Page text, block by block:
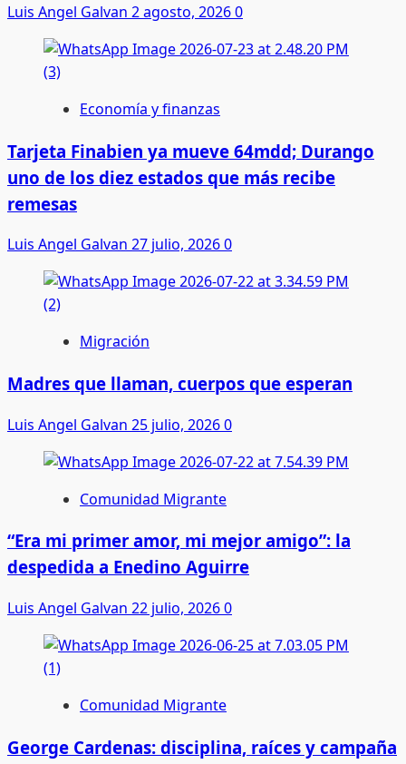
Luis Angel Galvan 2 agosto, 20260
Economía y finanzas
Tarjeta Finabien ya mueve 64mdd; Durango
uno de los diez estados que más recibe
remesas
Luis Angel Galvan 27 julio, 20260
Migración
Madres que llaman, cuerpos que esperan
Luis Angel Galvan 25 julio, 20260
Comunidad Migrante
“Era mi primer amor, mi mejor amigo”: la
despedida a Enedino Aguirre
Luis Angel Galvan 22 julio, 20260
Comunidad Migrante
George Cardenas: disciplina, raíces y campaña